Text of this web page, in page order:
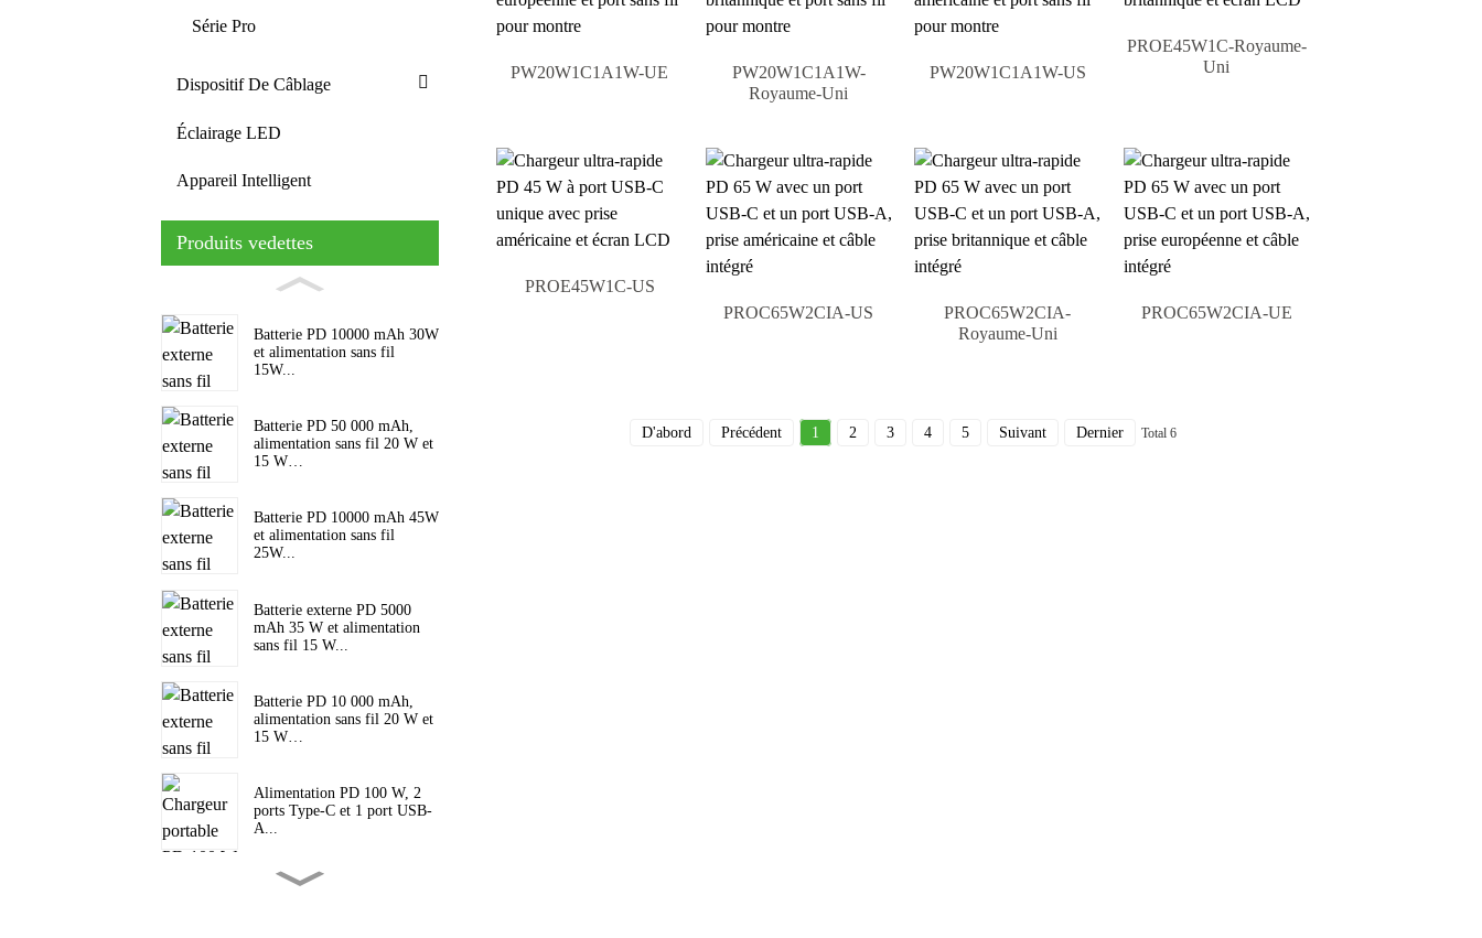
Série Pro
Dispositif De Câblage
Éclairage LED
Appareil Intelligent
Produits vedettes
Batterie PD 10000 mAh 30W
et alimentation sans fil
15W...
Batterie PD 50 000 mAh,
alimentation sans fil 20 W et
15 W…
Batterie PD 10000 mAh 45W
et alimentation sans fil
25W...
Batterie externe PD 5000
mAh 35 W et alimentation
sans fil 15 W...
Batterie PD 10 000 mAh,
alimentation sans fil 20 W et
15 W…
Alimentation PD 100 W, 2
ports Type-C et 1 port USB-
A...
Alimentation PD 65 W, 2
PW20W1C1A1W-UE
PW20W1C1A1W-
Royaume-Uni
PW20W1C1A1W-US
PROE45W1C-Royaume-
Uni
PROE45W1C-US
PROC65W2CIA-US
PROC65W2CIA-
Royaume-Uni
PROC65W2CIA-UE
D'abord Précédent 1 2 3 4 5 Suivant Dernier Total 6